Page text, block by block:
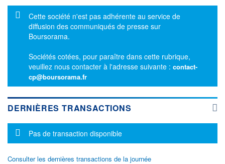
Message d'information
Cette société n'est pas adhérente au service de
diffusion des communiqués de presse sur
Boursorama.
Sociétés cotées, pour paraître dans cette rubrique,
veuillez nous contacter à l'adresse suivante : contact-
cp@boursorama.fr
DERNIÈRES TRANSACTIONS
Message d'information
Pas de transaction disponible
Consulter les dernières transactions de la journée